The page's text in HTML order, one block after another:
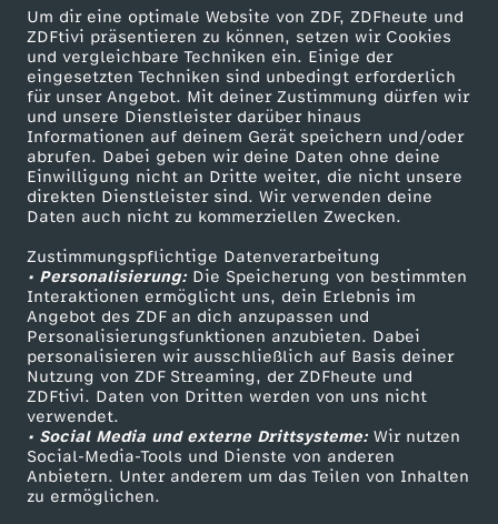
Um dir eine optimale Website von ZDF, ZDFheute und
ZDFtivi präsentieren zu können, setzen wir Cookies
und vergleichbare Techniken ein. Einige der
eingesetzten Techniken sind unbedingt erforderlich
für unser Angebot. Mit deiner Zustimmung dürfen wir
und unsere Dienstleister darüber hinaus
Informationen auf deinem Gerät speichern und/oder
abrufen. Dabei geben wir deine Daten ohne deine
Einwilligung nicht an Dritte weiter, die nicht unsere
direkten Dienstleister sind. Wir verwenden deine
Daten auch nicht zu kommerziellen Zwecken.
Zustimmungspflichtige Datenverarbeitung
• Personalisierung:Die Speicherung von bestimmten
Interaktionen ermöglicht uns, dein Erlebnis im
Angebot des ZDF an dich anzupassen und
Personalisierungsfunktionen anzubieten. Dabei
personalisieren wir ausschließlich auf Basis deiner
Nutzung von ZDF Streaming, der ZDFheute und
ZDFtivi. Daten von Dritten werden von uns nicht
verwendet.
• Social Media und externe Drittsysteme:Wir nutzen
Social-Media-Tools und Dienste von anderen
Anbietern. Unter anderem um das Teilen von Inhalten
zu ermöglichen.
M
e
n
s
c
h
e
n
T
r
Mehr ZDF
ZDF-Apps
Smart TV
ZDFtext
Livestreams
Sendungen A-Z
TV-Programm
Service
ZDFmitreden
Kontakt zum ZDF
Tickets
Zuschauerservice
Hilfe
ZDF Unternehmen
Karriere